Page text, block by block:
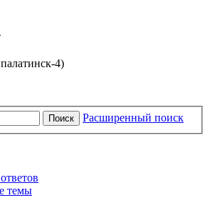
4)
Поиск Расширенный поиск
темы